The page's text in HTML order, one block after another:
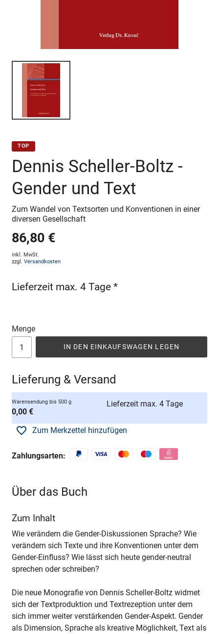
TOP
Dennis Scheller-Boltz -
Gender und Text
Zum Wandel von Textsorten und Konventionen in einer
diversen Gesellschaft
86,80 €
inkl. MwSt.
zzgl. Versandkosten
Lieferzeit max. 4 Tage *
Menge
IN DEN EINKAUFSWAGEN LEGEN
Lieferung & Versand
Warensendung bis 500 g
0,00 €
Lieferzeit max. 4 Tage
Zum Merkzettel hinzufügen
Zahlungsarten:
Über das Buch
Zum Inhalt
Wie verändern die Gender-Diskussionen Sprache? Wie
verändern sich Texte und ihre Konventionen unter dem
Gender-Einfluss? Wie lässt sich heute gender-neutral
sprechen oder schreiben?
Die neue Monografie von Dennis Scheller-Boltz widmet
sich der Textproduktion und Textrezeption unter dem
sich immer weiter verstärkenden Gender-Aspekt. Gender
als Dimension, Sprache als kreative Möglichkeit, Text als